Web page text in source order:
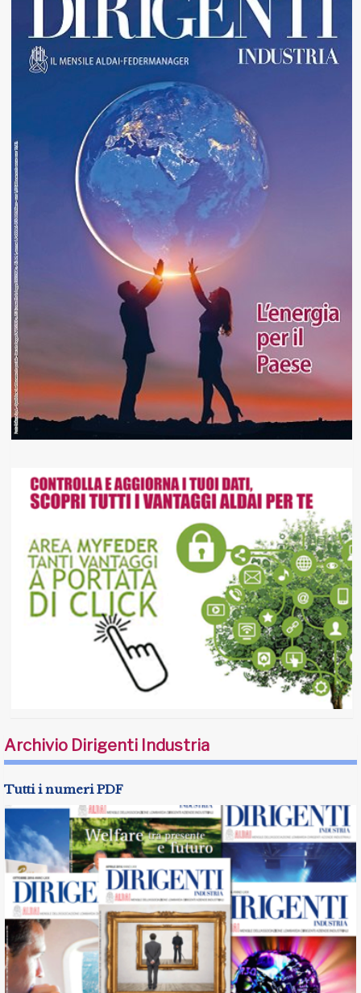
Archivio Dirigenti Industria
Tutti i numeri PDF